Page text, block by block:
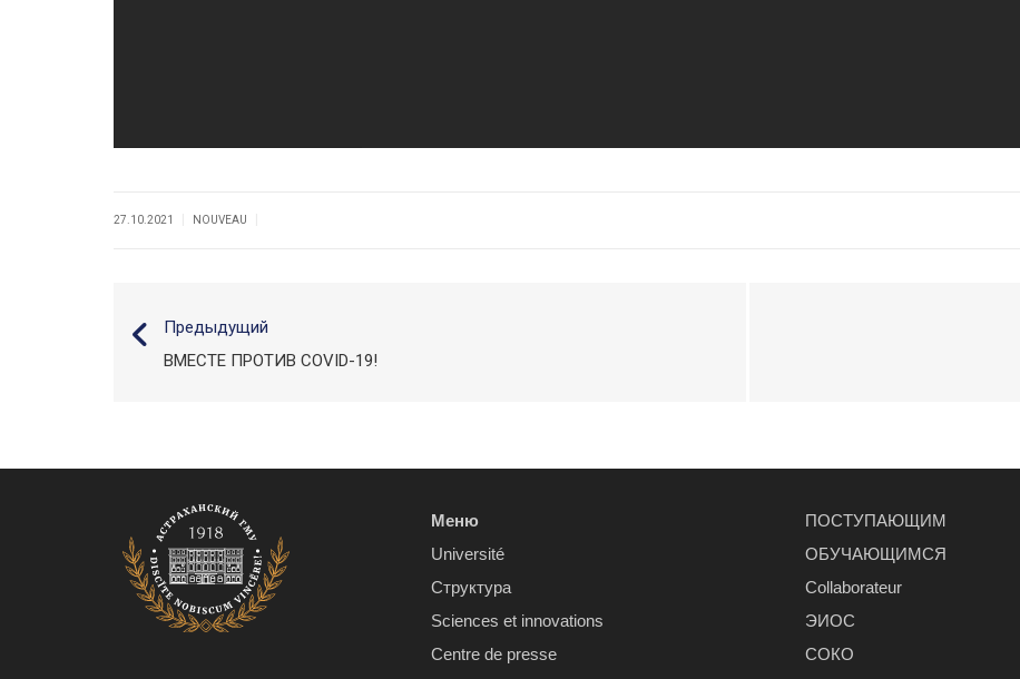
27.10.2021 NOUVEAU
Предыдущий
ВМЕСТЕ ПРОТИВ COVID-19!
Меню
Université
Структура
Sciences et innovations
Centre de presse
ПОСТУПАЮЩИМ
ОБУЧАЮЩИМСЯ
Сollaborateur
ЭИОС
СОКО